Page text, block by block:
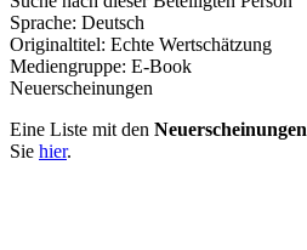
Sprache: Deutsch
Originaltitel: Echte Wertschätzung
Mediengruppe: E-Book
Neuerscheinungen
Eine Liste mit den Neuerscheinungen
Sie hier.